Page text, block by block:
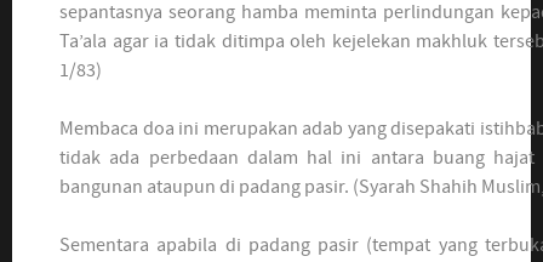
sepantasnya seorang hamba meminta perlindungan
Ta’ala agar ia tidak ditimpa oleh kejelekan makhluk
1/83)
Membaca doa ini merupakan adab yang disepakati
tidak ada perbedaan dalam hal ini antara buang
bangunan ataupun di padang pasir. (Syarah Shahih
Sementara apabila di padang pasir (tempat yang